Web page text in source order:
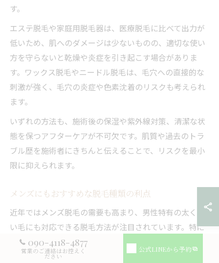
す。
エステ脱毛や家庭用脱毛器は、医療脱毛に比べて出力が
低いため、肌へのダメージは少ないものの、適切な使い
方を守らないと乾燥や炎症を引き起こす場合がありま
す。ワックス脱毛やニードル脱毛は、毛穴への直接的な
刺激が強く、毛穴の炎症や色素沈着のリスクも考えられ
ます。
いずれの方法も、施術後の保湿や紫外線対策、清潔な状
態を保つアフターケアが不可欠です。肌質や過去のトラ
ブル歴を施術者にきちんと伝えることで、リスクを最小
限に抑えられます。
メンズにもおすすめな脱毛種類の利点
近年ではメンズ脱毛の需要も高まり、男性特有の太く硬
い毛にも対応できる脱毛方法が注目されています。特に
医療レーザー脱毛やニードル脱毛は、ヒゲや胸毛、すね
毛などのしっかりとした毛に高い効果を発揮するため、
090-4118-4877
営業のご連絡はお控えく
ださい
公式LINEから予約